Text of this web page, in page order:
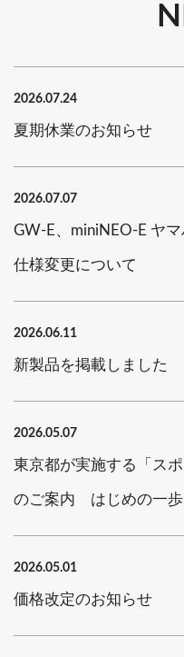
2026.07.24
夏期休業のお知らせ
2026.07.07
GW-E、miniNEO-E ヤ
仕様変更について
2026.06.11
新製品を掲載しました
2026.05.07
東京都が実施する「ス
のご案内 はじめの一歩
2026.05.01
価格改定のお知らせ